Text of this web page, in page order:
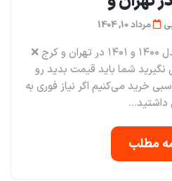
مرداد 10, 1404
بالاترین خریدار پژو ۲۰۷ مدل ۱۴۰۰ و ۱۴۰۱ در تهران و کرج ❌️
شما باید قیمت بدید رو
خرید می‌کنیم اگر نیاز فوری به
داشتید...
مطلب